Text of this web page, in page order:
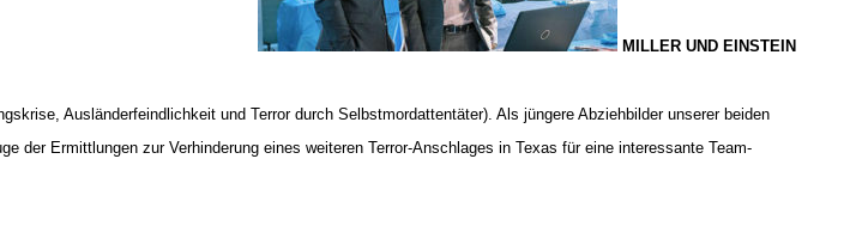
MILLER UND EINSTEIN
Ausländerfeindlichkeit und Terror durch Selbstmordattentäter). Als jüngere Abziehbilder unserer beiden
der Ermittlungen zur Verhinderung eines weiteren Terror-Anschlages in Texas für eine interessante Team-